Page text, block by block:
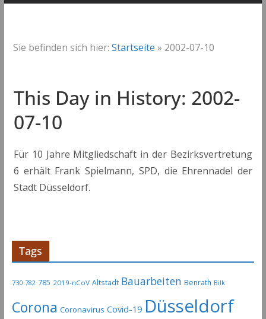
Sie befinden sich hier: Startseite » 2002-07-10
This Day in History: 2002-
07-10
Für 10 Jahre Mitgliedschaft in der Bezirksvertretung
6 erhält Frank Spielmann, SPD, die Ehrennadel der
Stadt Düsseldorf.
Tags
730 782 785 2019-nCoV Altstadt Bauarbeiten Benrath Bilk
Corona Coronavirus Covid-19 Düsseldorf